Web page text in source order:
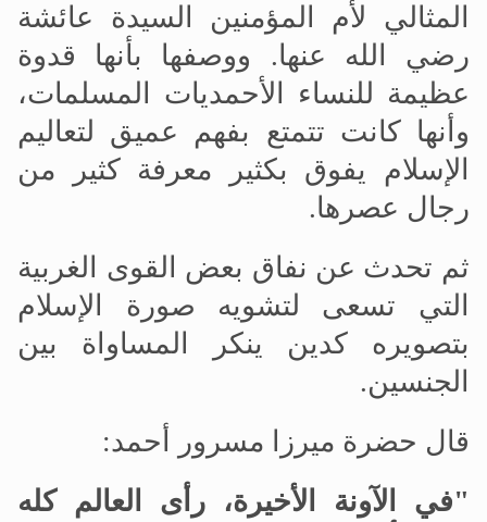
المثالي لأم المؤمنين السيدة عائشة
رضي الله عنها. ووصفها بأنها قدوة
عظيمة للنساء الأحمديات المسلمات،
وأنها كانت تتمتع بفهم عميق لتعاليم
الإسلام يفوق بكثير معرفة كثير من
رجال عصرها.
ثم تحدث عن نفاق بعض القوى الغربية
التي تسعى لتشويه صورة الإسلام
بتصويره كدين ينكر المساواة بين
الجنسين.
قال حضرة ميرزا مسرور أحمد:
"في الآونة الأخيرة، رأى العالم كله